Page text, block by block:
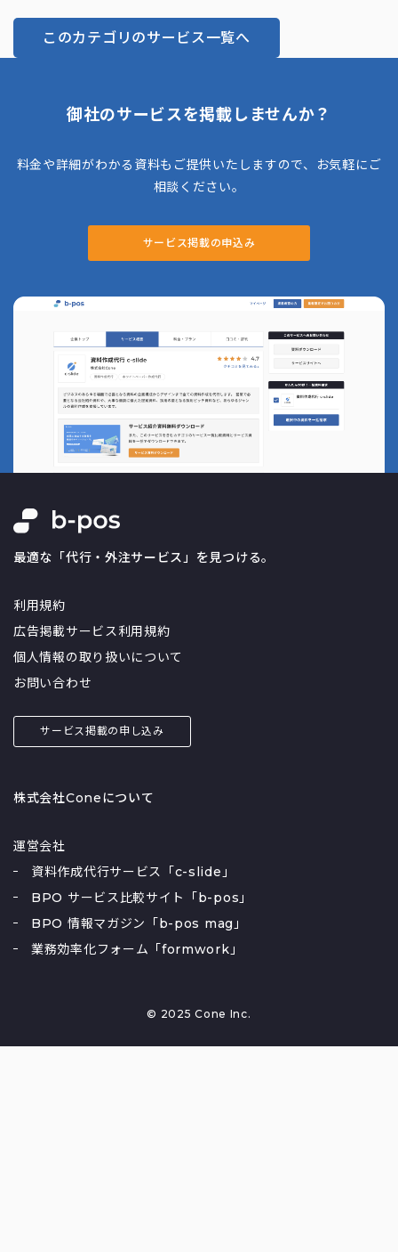
このカテゴリのサービス一覧へ
御社のサービスを掲載しませんか？
料金や詳細がわかる資料もご提供いたしますので、お気軽にご
相談ください。
サービス掲載の申込み
最適な「代行・外注サービス」を見つける。
利用規約
広告掲載サービス利用規約
個人情報の取り扱いについて
お問い合わせ
サービス掲載の申し込み
株式会社Coneについて
運営会社
資料作成代行サービス「c-slide」
BPO サービス比較サイト「b-pos」
BPO 情報マガジン「b-pos mag」
業務効率化フォーム「formwork」
© 2025 Cone Inc.